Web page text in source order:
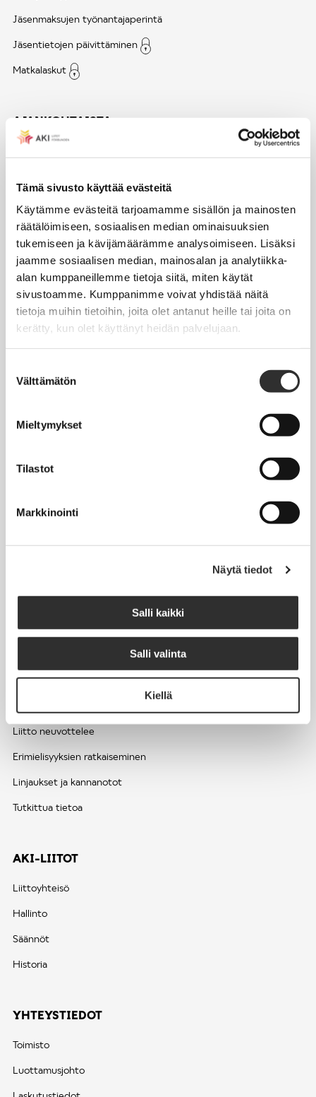
Tämä sivusto käyttää evästeitä
Käytämme evästeitä tarjoamamme sisällön ja mainosten
räätälöimiseen, sosiaalisen median ominaisuuksien
tukemiseen ja kävijämäärämme analysoimiseen. Lisäksi
jaamme sosiaalisen median, mainosalan ja analytiikka-
alan kumppaneillemme tietoja siitä, miten käytät
sivustoamme. Kumppanimme voivat yhdistää näitä
tietoja muihin tietoihin, joita olet antanut heille tai joita on
kerätty, kun olet käyttänyt heidän palvelujaan.
valinta
Välttämätön
Mieltymykset
Tilastot
Markkinointi
Näytä tiedot
Salli kaikki
Salli valinta
Kiellä
Jäsenmaksujen työnantajaperintä
Jäsentietojen päivittäminen
Matkalaskut
AJANKOHTAISTA
Crux-lehti
JOBI
TYÖELÄMÄOPAS
Työnhaku
KirVESTES 2025-2028, KJTES sekä muut työ- ja
Palkkaus
Työttömyys ja lomautukset
Kesätyöntekijän työehdot ja palkkaus seurakuntien hengellisessä
EDUNVALVONTA
Liitto neuvottelee
Erimielisyyksien ratkaiseminen
Linjaukset ja kannanotot
Tutkittua tietoa
AKI-LIITOT
Liittoyhteisö
Hallinto
Säännöt
Historia
YHTEYSTIEDOT
Toimisto
Luottamusjohto